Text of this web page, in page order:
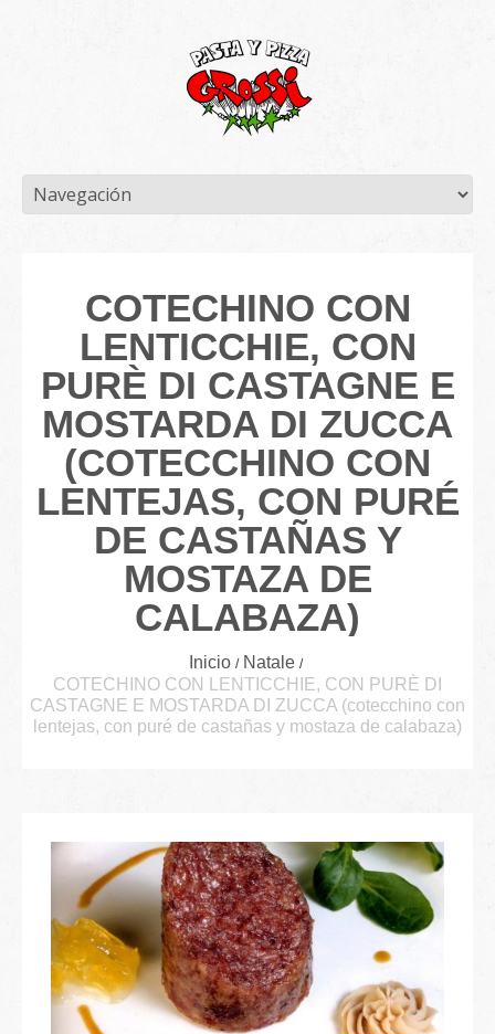
COTECHINO CON
LENTICCHIE, CON
PURÈ DI CASTAGNE E
MOSTARDA DI ZUCCA
(COTECCHINO CON
LENTEJAS, CON PURÉ
DE CASTAÑAS Y
MOSTAZA DE
CALABAZA)
Inicio
Natale
COTECHINO CON LENTICCHIE, CON PURÈ DI
CASTAGNE E MOSTARDA DI ZUCCA (cotecchino con
lentejas, con puré de castañas y mostaza de calabaza)